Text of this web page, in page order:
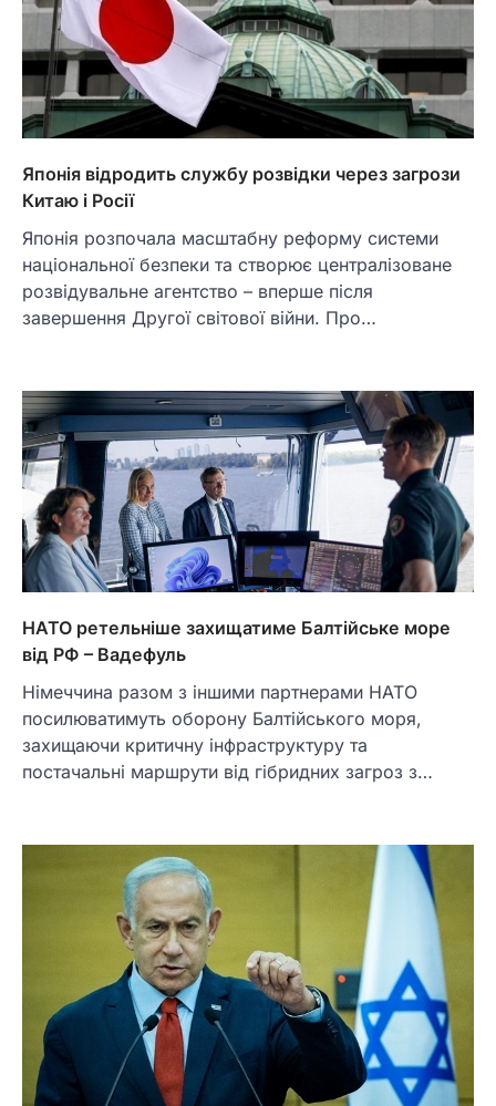
Японія відродить службу розвідки через загрози
Китаю і Росії
Японія розпочала масштабну реформу системи
національної безпеки та створює централізоване
розвідувальне агентство – вперше після
завершення Другої світової війни. Про…
НАТО ретельніше захищатиме Балтійське море
від РФ – Вадефуль
Німеччина разом з іншими партнерами НАТО
посилюватимуть оборону Балтійського моря,
захищаючи критичну інфраструктуру та
постачальні маршрути від гібридних загроз з…